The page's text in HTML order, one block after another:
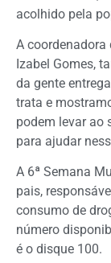
acolhido pela
A
Izabel Gomes,
da gente
trata e
podem levar ao
para ajudar
A 6ª Semana
pais,
consumo de
número
é o disque 100.